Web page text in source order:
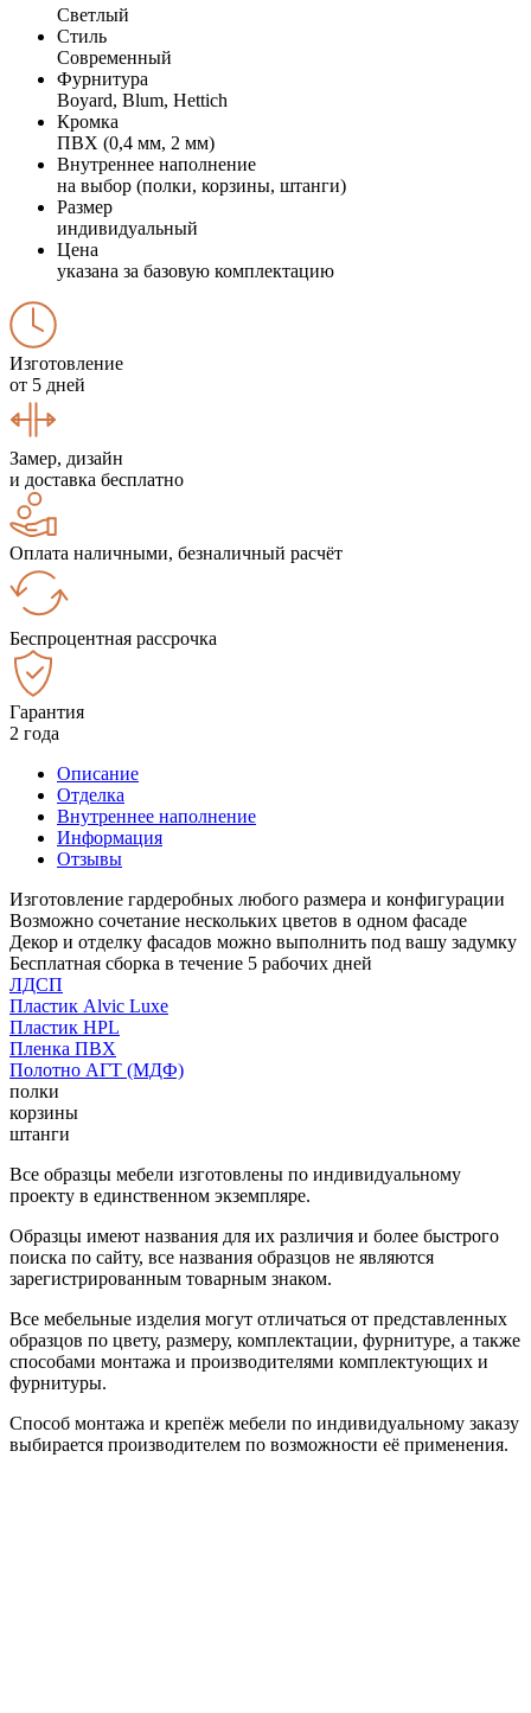
Светлый
Стиль
Современный
Фурнитура
Boyard, Blum, Hettich
Кромка
ПВХ (0,4 мм, 2 мм)
Внутреннее наполнение
на выбор (полки, корзины, штанги)
Размер
индивидуальный
Цена
указана за базовую комплектацию
Изготовление
от 5 дней
Замер, дизайн
и доставка бесплатно
Оплата наличными, безналичный расчёт
Беспроцентная рассрочка
Гарантия
2 года
Описание
Отделка
Внутреннее наполнение
Информация
Отзывы
Изготовление гардеробных любого размера и конфигурации
Возможно сочетание нескольких цветов в одном фасаде
Декор и отделку фасадов можно выполнить под вашу задумку
Бесплатная сборка в течение 5 рабочих дней
ЛДСП
Пластик Alvic Luxe
Пластик HPL
Пленка ПВХ
Полотно АГТ (МДФ)
полки
корзины
штанги
Все образцы мебели изготовлены по индивидуальному
проекту в единственном экземпляре.
Образцы имеют названия для их различия и более быстрого
поиска по сайту, все названия образцов не являются
зарегистрированным товарным знаком.
Все мебельные изделия могут отличаться от представленных
образцов по цвету, размеру, комплектации, фурнитуре, а также
способами монтажа и производителями комплектующих и
фурнитуры.
Способ монтажа и крепёж мебели по индивидуальному заказу
выбирается производителем по возможности её применения.